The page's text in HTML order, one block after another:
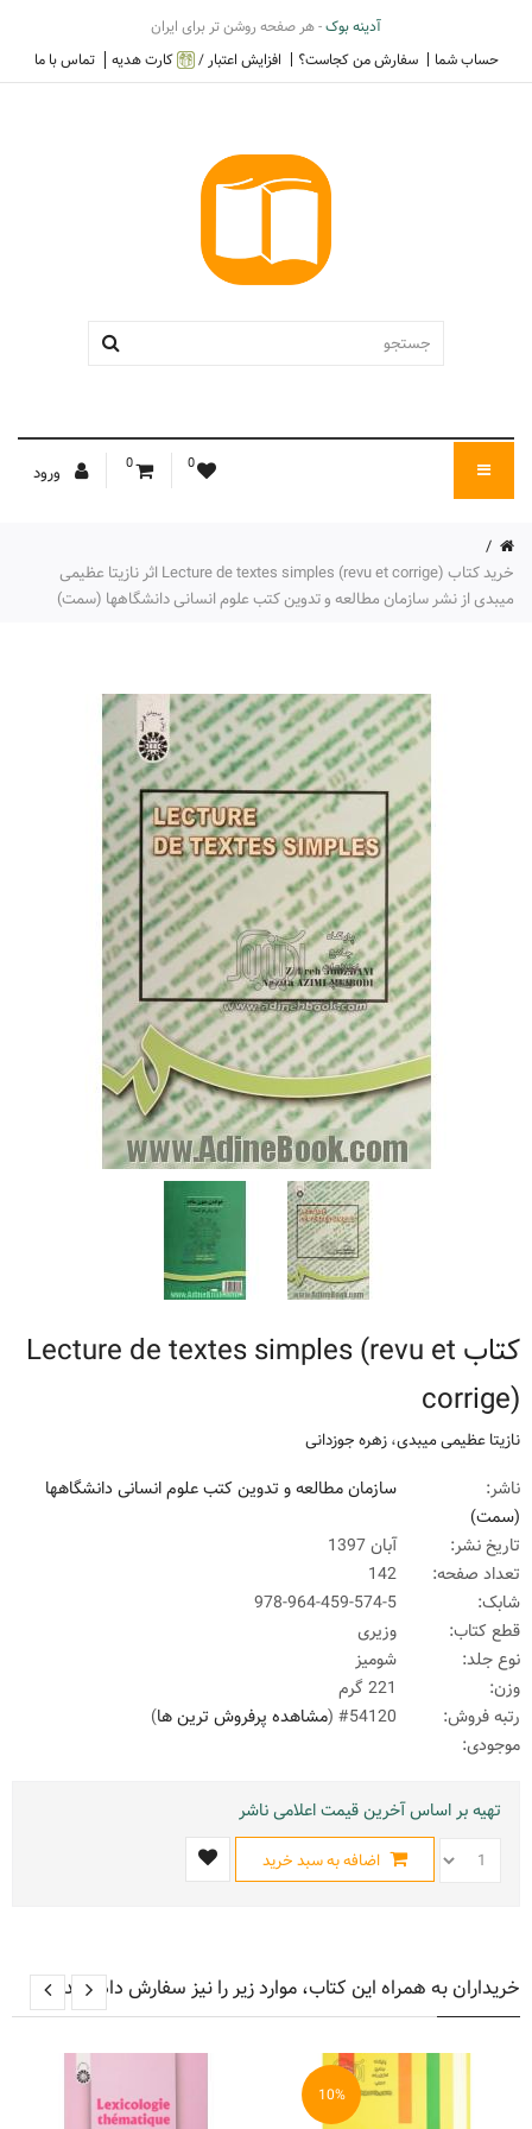
آدینه بوک- هر صفحه روشن تر برای ایران
حساب شما
سفارش من کجاست؟ افزایش اعتبار / کارت هدیه تماس با ما
0
0 ورود
خرید کتاب Lecture de textes simples (revu et corrige) اثر نازیتا عظیمی
میبدی از نشر سازمان مطالعه و تدوین کتب علوم انسانی دانشگاهها (سمت)
کتاب Lecture de textes simples (revu et
corrige)
نازیتا عظیمی میبدی،زهره جوزدانی
ناشر:
سازمان مطالعه و تدوین کتب علوم انسانی دانشگاهها
(سمت)
تاریخ نشر:
آبان 1397
تعداد صفحه:
شابک:
978-964-459-574-5
قطع کتاب:
وزیری
نوع جلد:
شومیز
وزن:
رتبه فروش:
#54120 ( مشاهده پرفروش ترین ها)
موجودی:
تهیه بر اساس آخرین قیمت اعلامی ناشر
اضافه به سبد خرید
خریداران به همراه این کتاب، موارد زیر را نیز سفارش داده اند
10%